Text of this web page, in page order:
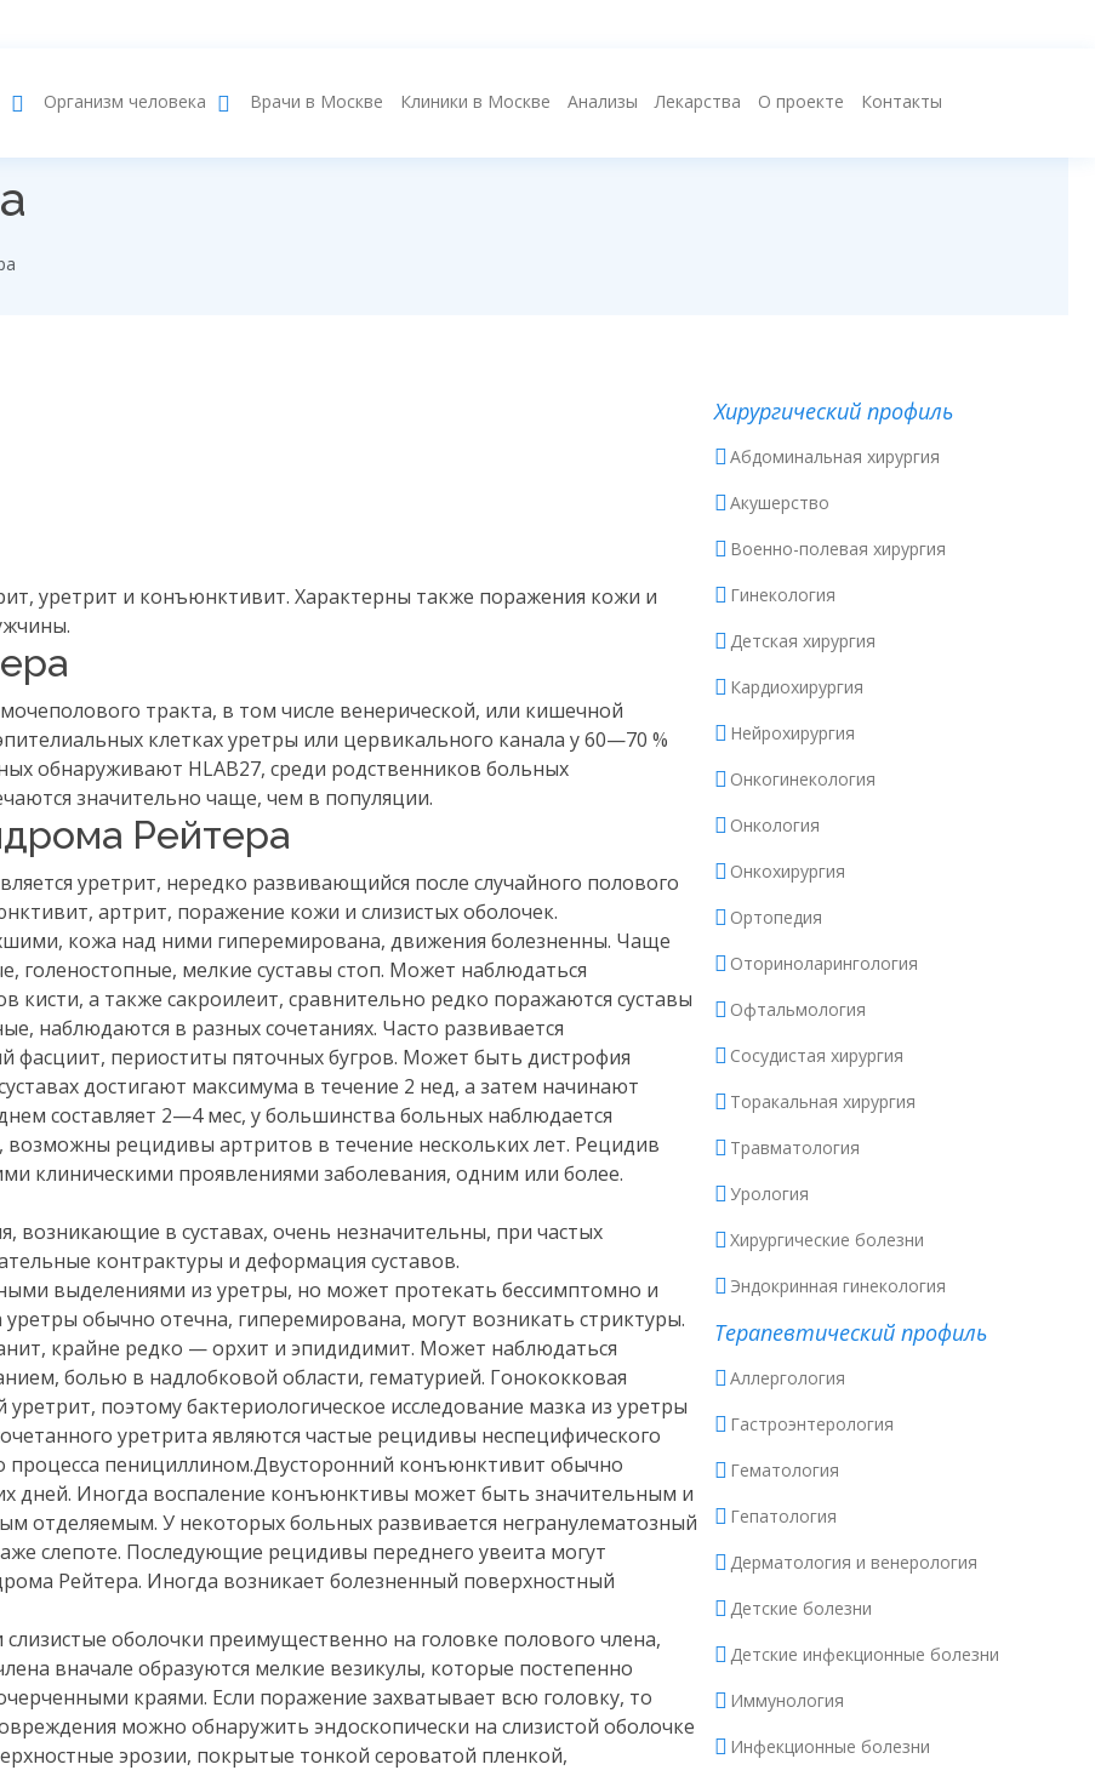
Организм человека Врачи в Москве Клиники в Москве Анализы Лекарства О проекте Контакты
уретрит и конъюнктивит. Характерны также поражения кожи и
тракта, в том числе венерической, или кишечной
клетках уретры или цервикального канала у 60—70 %
обнаруживают HLAB27, среди родственников больных
значительно чаще, чем в популяции.
Рейтера
уретрит, нередко развивающийся после случайного полового
артрит, поражение кожи и слизистых оболочек.
кожа над ними гиперемирована, движения болезненны. Чаще
голеностопные, мелкие суставы стоп. Может наблюдаться
кисти, а также сакроилеит, сравнительно редко поражаются суставы
наблюдаются в разных сочетаниях. Часто развивается
фасциит, периоститы пяточных бугров. Может быть дистрофия
достигают максимума в течение 2 нед, а затем начинают
составляет 2—4 мес, у большинства больных наблюдается
возможны рецидивы артритов в течение нескольких лет. Рецидив
клиническими проявлениями заболевания, одним или более.
возникающие в суставах, очень незначительны, при частых
контрактуры и деформация суставов.
выделениями из уретры, но может протекать бессимптомно и
обычно отечна, гиперемирована, могут возникать стриктуры.
крайне редко — орхит и эпидидимит. Может наблюдаться
болью в надлобковой области, гематурией. Гонококковая
поэтому бактериологическое исследование мазка из уретры
уретрита являются частые рецидивы неспецифического
процесса пенициллином.Двусторонний конъюнктивит обычно
дней. Иногда воспаление конъюнктивы может быть значительным и
отделяемым. У некоторых больных развивается негранулематозный
слепоте. Последующие рецидивы переднего увеита могут
Рейтера. Иногда возникает болезненный поверхностный
оболочки преимущественно на головке полового члена,
вначале образуются мелкие везикулы, которые постепенно
краями. Если поражение захватывает всю головку, то
можно обнаружить эндоскопически на слизистой оболочке
эрозии, покрытые тонкой сероватой пленкой,
Хирургический профиль
Абдоминальная хирургия
Акушерство
Военно-полевая хирургия
Гинекология
Детская хирургия
Кардиохирургия
Нейрохирургия
Онкогинекология
Онкология
Онкохирургия
Ортопедия
Оториноларингология
Офтальмология
Сосудистая хирургия
Торакальная хирургия
Травматология
Урология
Хирургические болезни
Эндокринная гинекология
Терапевтический профиль
Аллергология
Гастроэнтерология
Гематология
Гепатология
Дерматология и венерология
Детские болезни
Детские инфекционные болезни
Иммунология
Инфекционные болезни